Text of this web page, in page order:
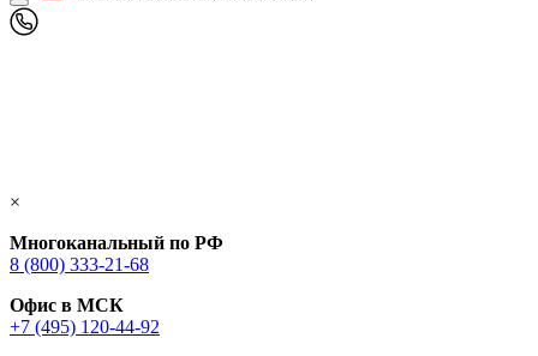
×
Многоканальный по РФ
8 (800) 333‑21-68
Офис в МСК
+7 (495) 120-44-92